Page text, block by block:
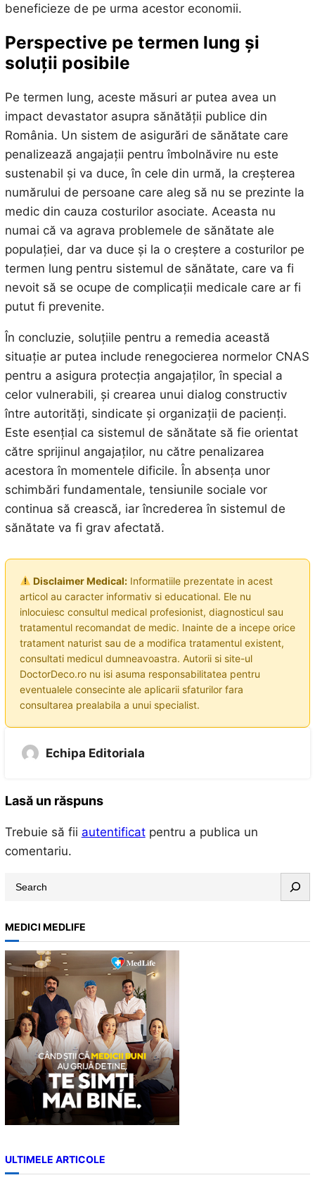
beneficieze de pe urma acestor economii.
Perspective pe termen lung și
soluții posibile
Pe termen lung, aceste măsuri ar putea avea un
impact devastator asupra sănătății publice din
România. Un sistem de asigurări de sănătate care
penalizează angajații pentru îmbolnăvire nu este
sustenabil și va duce, în cele din urmă, la creșterea
numărului de persoane care aleg să nu se prezinte la
medic din cauza costurilor asociate. Aceasta nu
numai că va agrava problemele de sănătate ale
populației, dar va duce și la o creștere a costurilor pe
termen lung pentru sistemul de sănătate, care va fi
nevoit să se ocupe de complicații medicale care ar fi
putut fi prevenite.
În concluzie, soluțiile pentru a remedia această
situație ar putea include renegocierea normelor CNAS
pentru a asigura protecția angajaților, în special a
celor vulnerabili, și crearea unui dialog constructiv
între autorități, sindicate și organizații de pacienți.
Este esențial ca sistemul de sănătate să fie orientat
către sprijinul angajaților, nu către penalizarea
acestora în momentele dificile. În absența unor
schimbări fundamentale, tensiunile sociale vor
continua să crească, iar încrederea în sistemul de
sănătate va fi grav afectată.
Disclaimer Medical:Informatiile prezentate in acest
articol au caracter informativ si educational. Ele nu
inlocuiesc consultul medical profesionist, diagnosticul sau
tratamentul recomandat de medic. Inainte de a incepe orice
tratament naturist sau de a modifica tratamentul existent,
consultati medicul dumneavoastra. Autorii si site-ul
DoctorDeco.ro nu isi asuma responsabilitatea pentru
eventualele consecinte ale aplicarii sfaturilor fara
consultarea prealabila a unui specialist.
Echipa Editoriala
Lasă un răspuns
Trebuie să fii autentificatpentru a publica un
comentariu.
r
c
h
MEDICI MEDLIFE
ULTIMELE ARTICOLE